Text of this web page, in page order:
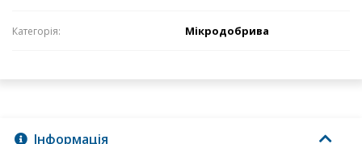
Категорія: Мікродобрива
Інформація